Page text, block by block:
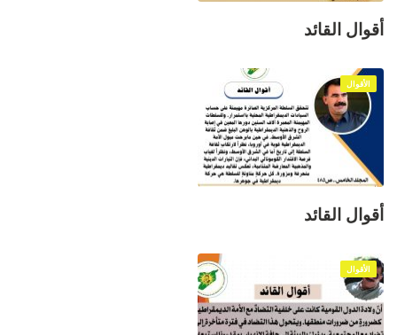
أقوال القائد
الأقوال
أقوال القائد
الأقوال